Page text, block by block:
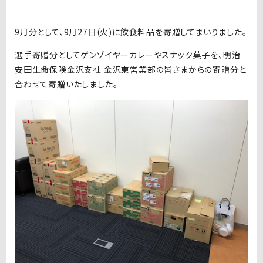
9月分として、9月27日(火)に飲食料品を寄贈してまいりました。
選手寄贈分としてゲンゾイヤーカレーやスナック菓子を、明治
安田生命保険金沢支社 金沢東営業部の皆さまからの寄贈分と
合わせて寄贈いたしました。